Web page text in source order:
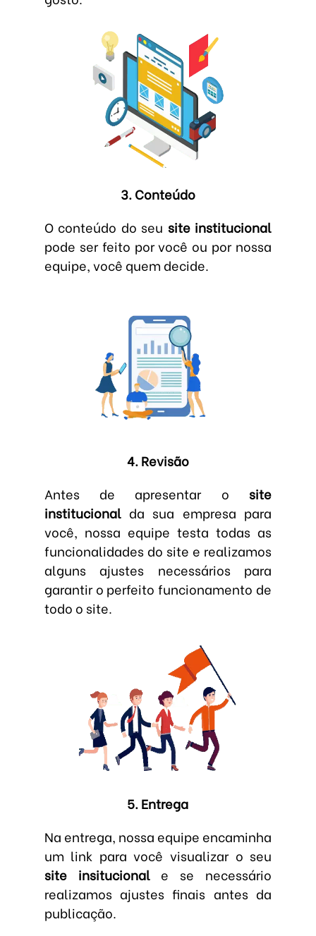
3. Conteúdo
O conteúdo do seu site institucional
pode ser feito por você ou por nossa
equipe, você quem decide.
4. Revisão
Antes de apresentar osite
institucionalda sua empresa para
você, nossa equipe testa todas as
funcionalidades do site e realizamos
alguns ajustes necessários para
garantir o perfeito funcionamento de
todo o site.
5. Entrega
Na entrega, nossa equipe encaminha
um link para você visualizar o seu
site insitucionale se necessário
realizamos ajustes finais antes da
publicação.